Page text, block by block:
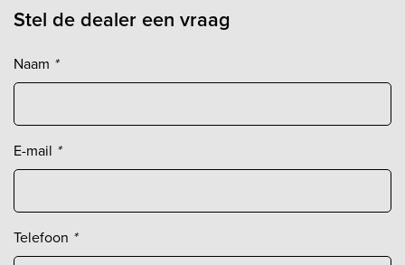
Stel de dealer een vraag
Naam *
E-mail *
Telefoon *